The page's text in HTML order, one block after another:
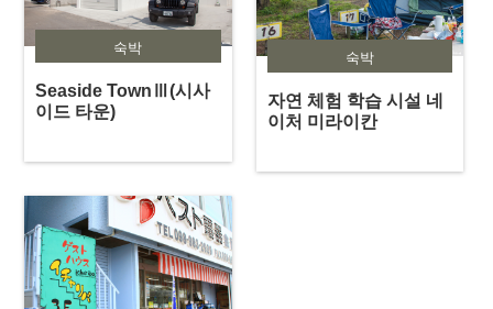
숙박
Seaside TownⅢ(시사
이드 타운)
숙박
자연 체험 학습 시설 네
이처 미라이칸